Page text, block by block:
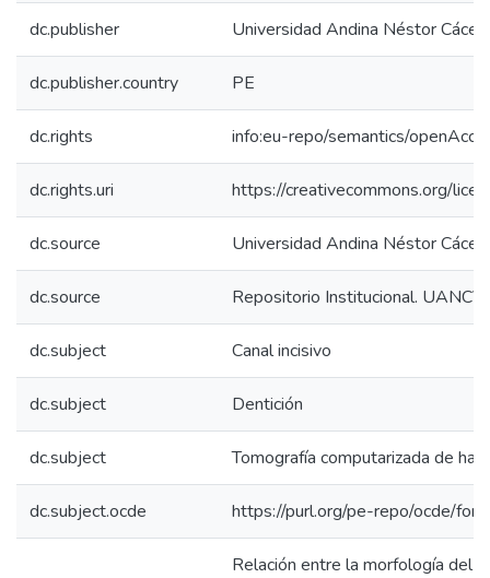
dc.publisher Universidad Andina Néstor
dc.publisher.country PE
dc.rights info:eu-repo/semantics/
dc.rights.uri https://creativecommons.org/
dc.source Universidad Andina Néstor
dc.source Repositorio Institucional. UANCV
dc.subject Canal incisivo
dc.subject Dentición
dc.subject Tomografía computarizada de haz
dc.subject.ocde https://purl.org/pe-repo/ocde/
Relación entre la morfología del